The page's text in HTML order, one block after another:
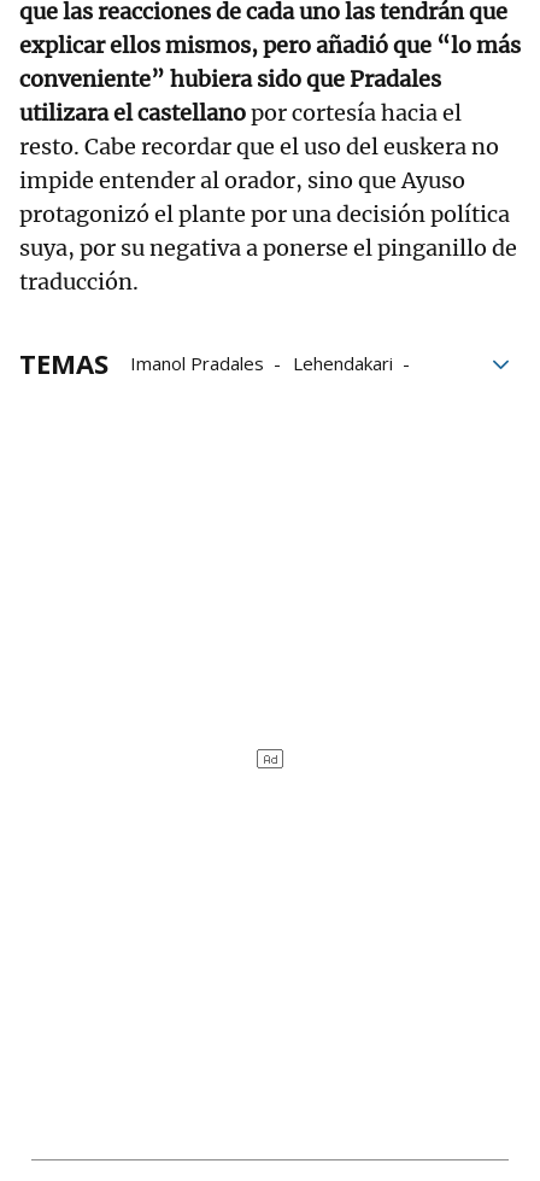
que las reacciones de cada uno las tendrán que
explicar ellos mismos, pero añadió que “lo más
conveniente” hubiera sido que Pradales
utilizara el castellanopor cortesía hacia el
resto. Cabe recordar que el uso del euskera no
impide entender al orador, sino que Ayuso
protagonizó el plante por una decisión política
suya, por su negativa a ponerse el pinganillo de
traducción.
TEMAS Imanol Pradales
Lehendakari